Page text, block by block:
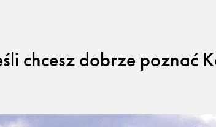
chcesz dobrze poznać